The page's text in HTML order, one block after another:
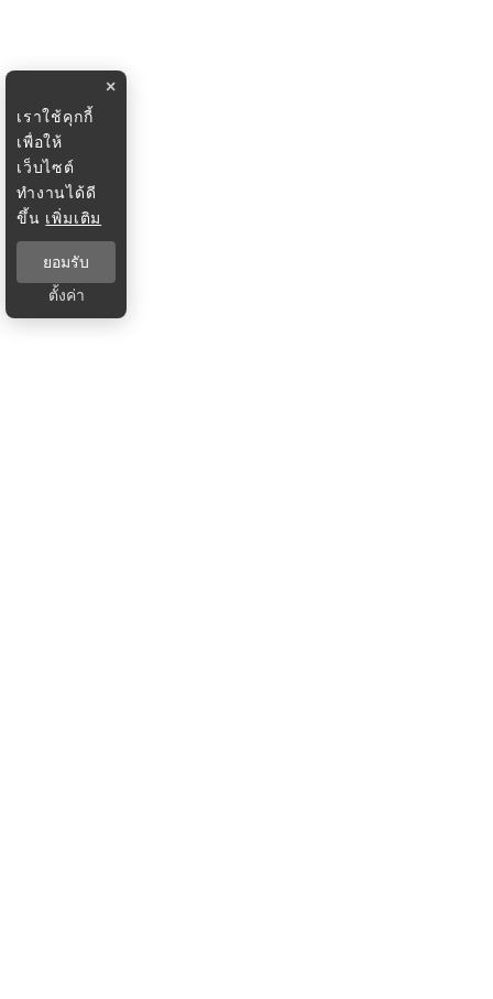
×
เราใช้คุกกี้
เพื่อให้
เว็บไซต์
ทำงานได้ดี
ขึ้น เพิ่มเติม
ยอมรับ
ตั้งค่า